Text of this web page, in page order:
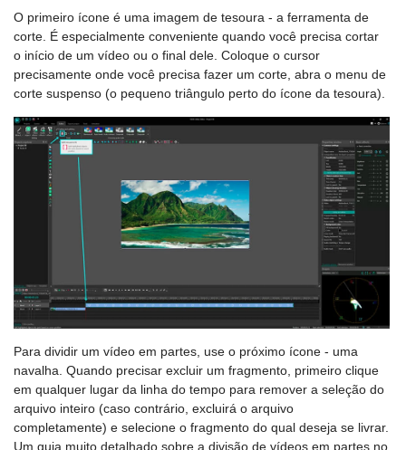
O primeiro ícone é uma imagem de tesoura - a ferramenta de
corte. É especialmente conveniente quando você precisa cortar
o início de um vídeo ou o final dele. Coloque o cursor
precisamente onde você precisa fazer um corte, abra o menu de
corte suspenso (o pequeno triângulo perto do ícone da tesoura).
Para dividir um vídeo em partes, use o próximo ícone - uma
navalha. Quando precisar excluir um fragmento, primeiro clique
em qualquer lugar da linha do tempo para remover a seleção do
arquivo inteiro (caso contrário, excluirá o arquivo
completamente) e selecione o fragmento do qual deseja se livrar.
Um guia muito detalhado sobre a divisão de vídeos em partes no